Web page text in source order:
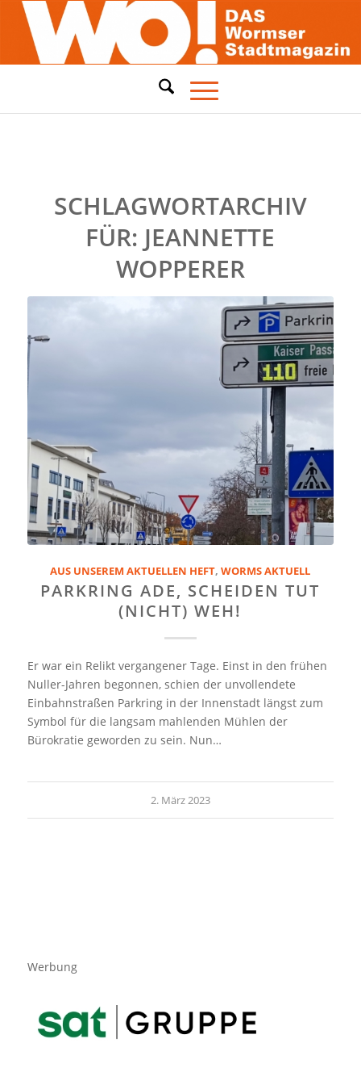
SCHLAGWORTARCHIV
FÜR: JEANNETTE
WOPPERER
AUS UNSEREM AKTUELLEN HEFT,WORMS AKTUELL
PARKRING ADE, SCHEIDEN TUT
(NICHT) WEH!
Er war ein Relikt vergangener Tage. Einst in den frühen
Nuller-Jahren begonnen, schien der unvollendete
Einbahnstraßen Parkring in der Innenstadt längst zum
Symbol für die langsam mahlenden Mühlen der
Bürokratie geworden zu sein. Nun…
2. März 2023
Werbung